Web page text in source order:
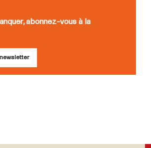
abonnez-vous à la